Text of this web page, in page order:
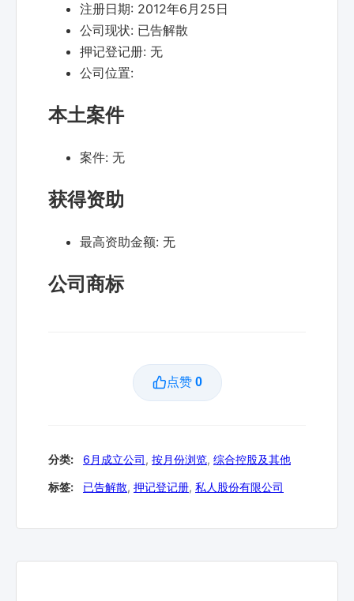
注册日期: 2012年6月25日
公司现状: 已告解散
押记登记册: 无
公司位置:
本土案件
案件: 无
获得资助
最高资助金额: 无
公司商标
点赞 0
分类: 6月成立公司, 按月份浏览, 综合控股及其他
标签: 已告解散, 押记登记册, 私人股份有限公司